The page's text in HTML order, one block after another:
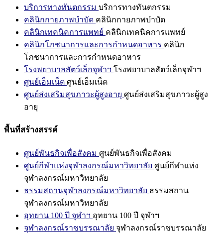
บริการทางทันตกรรม บริการทางทันตกรรม
คลินิกกายภาพบำบัด คลินิกกายภาพบำบัด
คลินิกเทคนิคการแพทย์ คลินิกเทคนิคการแพทย์
คลินิกโภชนาการและการกำหนดอาหาร คลินิก
โภชนาการและการกำหนดอาหาร
โรงพยาบาลสัตว์เล็กจุฬาฯ โรงพยาบาลสัตว์เล็กจุฬาฯ
ศูนย์เอ็มเน็ต ศูนย์เอ็มเน็ต
ศูนย์ส่งเสริมสุขภาวะผู้สูงอายุ ศูนย์ส่งเสริมสุขภาวะผู้สูง
อายุ
พื้นที่สร้างสรรค์
ศูนย์พันธกิจเพื่อสังคม ศูนย์พันธกิจเพื่อสังคม
ศูนย์กีฬาแห่งจุฬาลงกรณ์มหาวิทยาลัย ศูนย์กีฬาแห่ง
จุฬาลงกรณ์มหาวิทยาลัย
ธรรมสถานจุฬาลงกรณ์มหาวิทยาลัย ธรรมสถาน
จุฬาลงกรณ์มหาวิทยาลัย
อุทยาน 100 ปี จุฬาฯ อุทยาน 100 ปี จุฬาฯ
จุฬาลงกรณ์ราชบรรณาลัย จุฬาลงกรณ์ราชบรรณาลัย